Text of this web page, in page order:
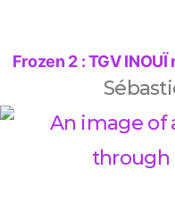
Frozen 2 : TGV